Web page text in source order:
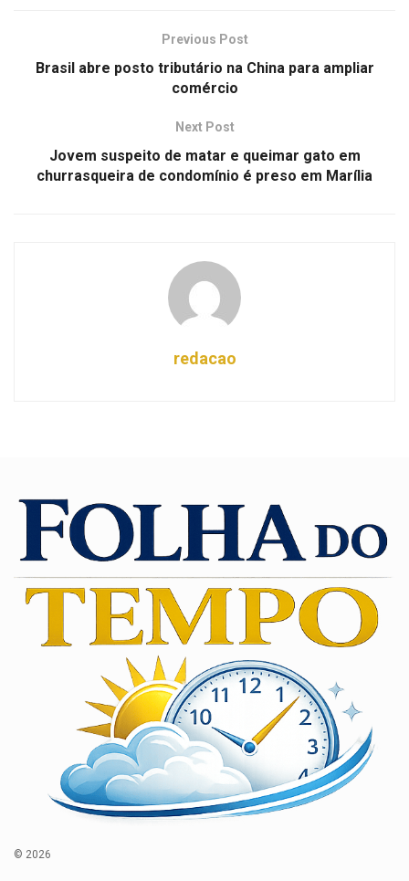
Previous Post
Brasil abre posto tributário na China para ampliar
comércio
Next Post
Jovem suspeito de matar e queimar gato em
churrasqueira de condomínio é preso em Marília
redacao
© 2026